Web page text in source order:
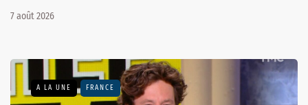
7 août 2026
A LA UNE FRANCE